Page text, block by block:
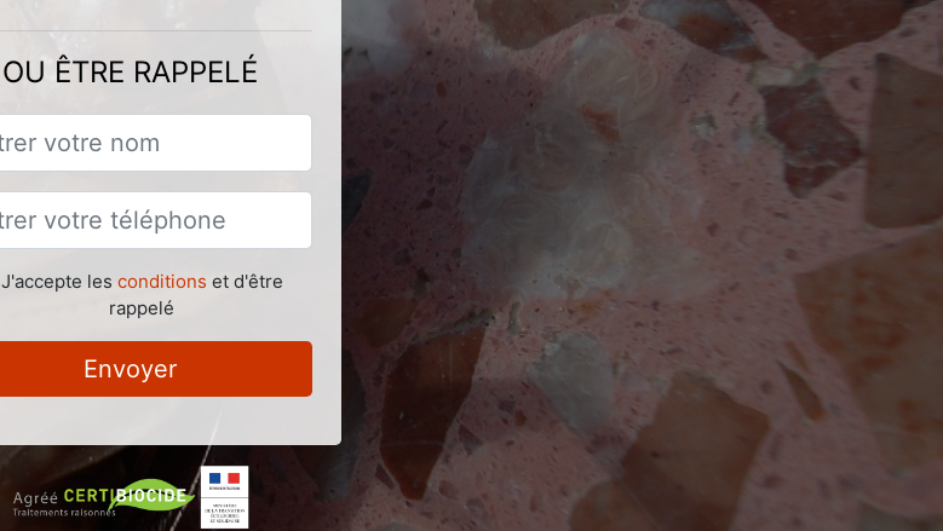
OU ÊTRE RAPPELÉ
J'accepte les conditions et d'être
rappelé
Envoyer